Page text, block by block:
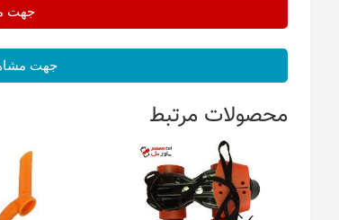
جهت
جهت
محصولات مرتبط